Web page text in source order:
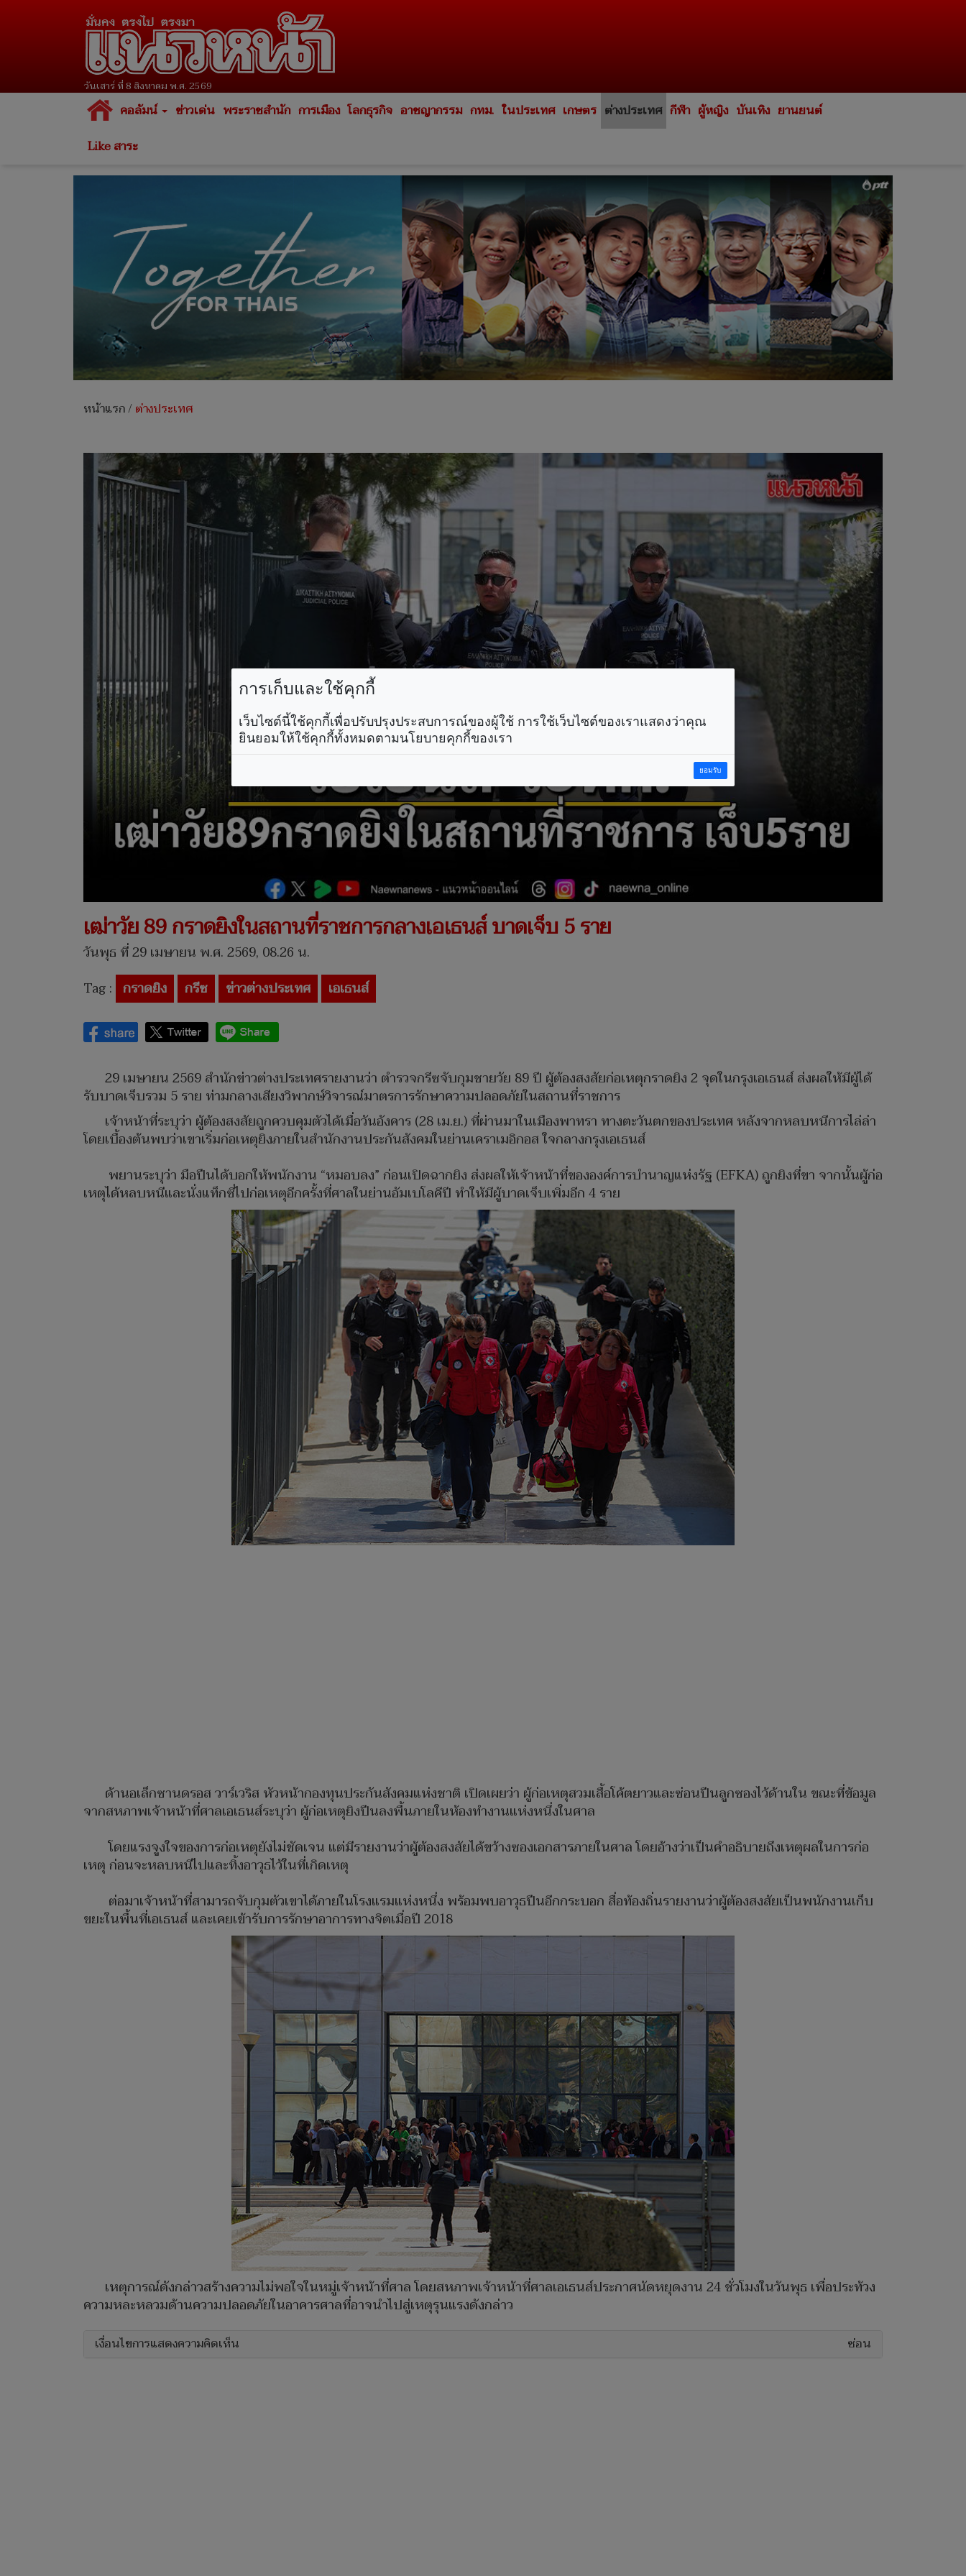
วันเสาร์ ที่ 8 สิงหาคม พ.ศ. 2569
คอลัมน์ ข่าวเด่น พระราชสำนัก การเมือง โลกธุรกิจ อาชญากรรม กทม. ในประเทศ เกษตร ต่างประเทศ กีฬา ผู้หญิง บันเทิง ยานยนต์
Like สาระ
หน้าแรก/ต่างประเทศ
เฒ่าวัย 89 กราดยิงในสถานที่ราชการกลางเอเธนส์ บาดเจ็บ 5 ราย
วันพุธ ที่ 29 เมษายน พ.ศ. 2569, 08.26 น.
Tag : กราดยิง กรีซ ข่าวต่างประเทศ เอเธนส์
29 เมษายน 2569 สำนักข่าวต่างประเทศรายงานว่า ตำรวจกรีซจับกุมชายวัย 89 ปี ผู้ต้องสงสัยก่อเหตุกราดยิง 2 จุดในกรุงเอเธนส์ ส่งผลให้มีผู้ได้
รับบาดเจ็บรวม 5 ราย ท่ามกลางเสียงวิพากษ์วิจารณ์มาตรการรักษาความปลอดภัยในสถานที่ราชการ
เจ้าหน้าที่ระบุว่า ผู้ต้องสงสัยถูกควบคุมตัวได้เมื่อวันอังคาร (28 เม.ย.) ที่ผ่านมาในเมืองพาทรา ทางตะวันตกของประเทศ หลังจากหลบหนีการไล่ล่า
โดยเบื้องต้นพบว่าเขาเริ่มก่อเหตุยิงภายในสำนักงานประกันสังคมในย่านเคราเมอิกอส ใจกลางกรุงเอเธนส์
พยานระบุว่า มือปืนได้บอกให้พนักงาน “หมอบลง” ก่อนเปิดฉากยิง ส่งผลให้เจ้าหน้าที่ขององค์การบำนาญแห่งรัฐ (EFKA) ถูกยิงที่ขา จากนั้นผู้ก่อ
เหตุได้หลบหนีและนั่งแท็กซี่ไปก่อเหตุอีกครั้งที่ศาลในย่านอัมเบโลคีปี ทำให้มีผู้บาดเจ็บเพิ่มอีก 4 ราย
ด้านอเล็กซานดรอส วาร์เวริส หัวหน้ากองทุนประกันสังคมแห่งชาติ เปิดเผยว่า ผู้ก่อเหตุสวมเสื้อโค้ตยาวและซ่อนปืนลูกซองไว้ด้านใน ขณะที่ข้อมูล
จากสหภาพเจ้าหน้าที่ศาลเอเธนส์ระบุว่า ผู้ก่อเหตุยิงปืนลงพื้นภายในห้องทำงานแห่งหนึ่งในศาล
โดยแรงจูงใจของการก่อเหตุยังไม่ชัดเจน แต่มีรายงานว่าผู้ต้องสงสัยได้ขว้างซองเอกสารภายในศาล โดยอ้างว่าเป็นคำอธิบายถึงเหตุผลในการก่อ
เหตุ ก่อนจะหลบหนีไปและทิ้งอาวุธไว้ในที่เกิดเหตุ
ต่อมาเจ้าหน้าที่สามารถจับกุมตัวเขาได้ภายในโรงแรมแห่งหนึ่ง พร้อมพบอาวุธปืนอีกกระบอก สื่อท้องถิ่นรายงานว่าผู้ต้องสงสัยเป็นพนักงานเก็บ
ขยะในพื้นที่เอเธนส์ และเคยเข้ารับการรักษาอาการทางจิตเมื่อปี 2018
เหตุการณ์ดังกล่าวสร้างความไม่พอใจในหมู่เจ้าหน้าที่ศาล โดยสหภาพเจ้าหน้าที่ศาลเอเธนส์ประกาศนัดหยุดงาน 24 ชั่วโมงในวันพุธ เพื่อประท้วง
ความหละหลวมด้านความปลอดภัยในอาคารศาลที่อาจนำไปสู่เหตุรุนแรงดังกล่าว
เงื่อนไขการแสดงความคิดเห็น ซ่อน
การเก็บและใช้คุกกี้
เว็บไซต์นี้ใช้คุกกี้เพื่อปรับปรุงประสบการณ์ของผู้ใช้ การใช้เว็บไซต์ของเราแสดงว่าคุณ
ยินยอมให้ใช้คุกกี้ทั้งหมดตามนโยบายคุกกี้ของเรา
ยอมรับ